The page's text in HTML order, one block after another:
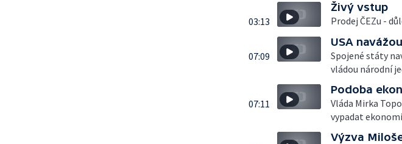
03:13
Živý vstup
Prodej ČEZu -
07:09
USA
Spojené státy
vládou národní
07:11
Podoba
Vláda Mirka
vypadat
Výzva